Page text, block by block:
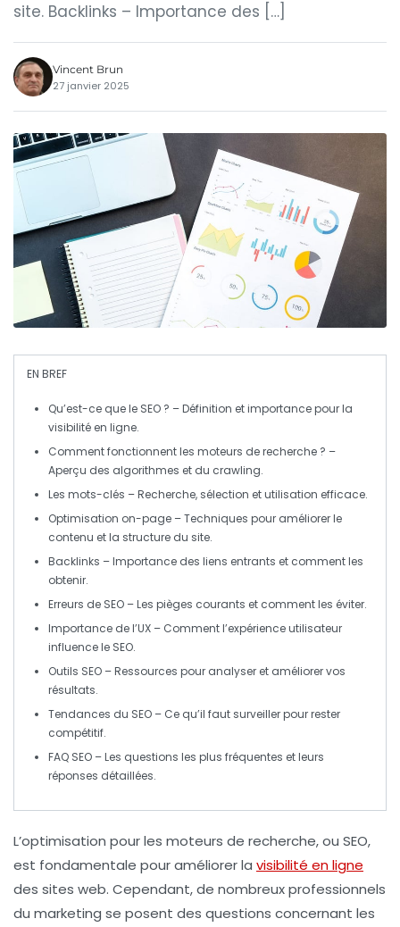
site. Backlinks – Importance des […]
Vincent Brun
27 janvier 2025
EN BREF
Qu’est-ce que le SEO ? – Définition et importance pour la
visibilité en ligne.
Comment fonctionnent les moteurs de recherche ? –
Aperçu des algorithmes et du crawling.
Les mots-clés – Recherche, sélection et utilisation efficace.
Optimisation on-page – Techniques pour améliorer le
contenu et la structure du site.
Backlinks – Importance des liens entrants et comment les
obtenir.
Erreurs de SEO – Les pièges courants et comment les éviter.
Importance de l’UX – Comment l’expérience utilisateur
influence le SEO.
Outils SEO – Ressources pour analyser et améliorer vos
résultats.
Tendances du SEO – Ce qu’il faut surveiller pour rester
compétitif.
FAQ SEO – Les questions les plus fréquentes et leurs
réponses détaillées.
L’optimisation pour les moteurs de recherche, ou SEO,
est fondamentale pour améliorer la visibilité en ligne
des sites web. Cependant, de nombreux professionnels
du marketing se posent des questions concernant les